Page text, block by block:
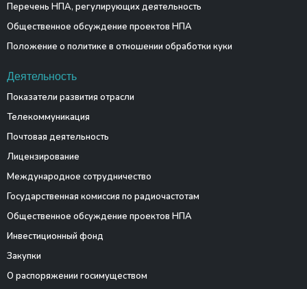
Перечень НПА, регулирующих деятельность
Общественное обсуждение проектов НПА
Положение о политике в отношении обработки куки
Деятельность
Показатели развития отрасли
Телекоммуникация
Почтовая деятельность
Лицензирование
Международное сотрудничество
Государственная комиссия по радиочастотам
Общественное обсуждение проектов НПА
Инвестиционный фонд
Закупки
О распоряжении госимуществом